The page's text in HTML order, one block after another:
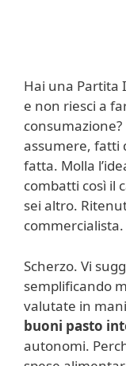
Hai una Partita
e non riesci a
consumazione?
assumere, fatti
fatta. Molla
combatti così il
sei altro.
Scherzo. Vi
semplificando
valutate in
buoni pasto
autonomi.